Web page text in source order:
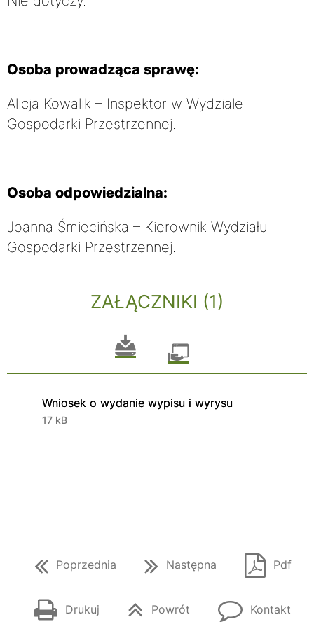
Osoba prowadząca sprawę:
Alicja Kowalik – Inspektor w Wydziale
Gospodarki Przestrzennej.
Osoba odpowiedzialna:
Joanna Śmiecińska – Kierownik Wydziału
Gospodarki Przestrzennej.
ZAŁĄCZNIKI (1)
Wniosek o wydanie wypisu i wyrysu
17 kB
Poprzednia Następna Pdf
Drukuj Powrót Kontakt